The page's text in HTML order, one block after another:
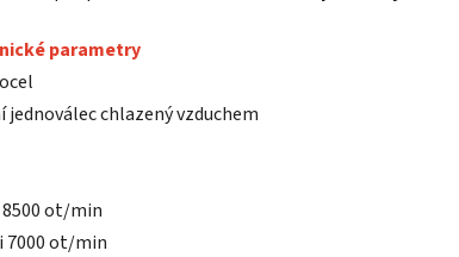
parametry
chlazený vzduchem
8500 ot/min
7000 ot/min